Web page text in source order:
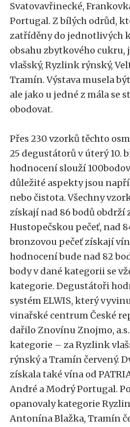
Svatovavřinecké,
Portugal. Z bílých odrůd,
zatříděny do jednotlivých
obsahu zbytkového cukru,
vlašský, Ryzlink rýnský,
Tramín. Výstava musela
ale jako u jedné z mála se
obodovat.
Přes 230 vzorků těchto
25 degustátorů v úterý 10.
hodnocení slouží
důležité aspekty jsou
nebo čistota. Všechny
získají nad 86 bodů obdrží
Hustopečskou pečeť, nad
bronzovou pečeť získají
hodnocení bude nad 82
body v dané kategorii se
kategorie. Degustátoři
systém ELWIS, který
vinařské centrum České
dařilo Znovínu Znojmo,
kategorie – za Ryzlink
rýnský a Tramín červený.
získala také vína od
André a Modrý Portugal.
opanovaly kategorie
Antonína Blažka, Tramín